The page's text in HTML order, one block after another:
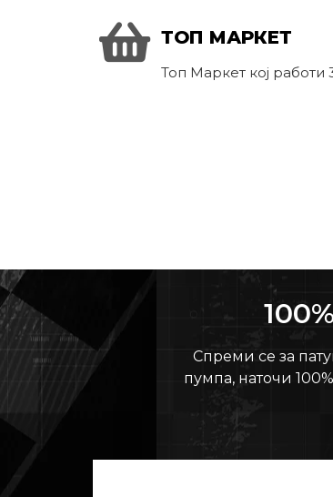
ТОП МАРКЕТ
Топ Маркет кој работи
Спреми се за
пумпа, наточи